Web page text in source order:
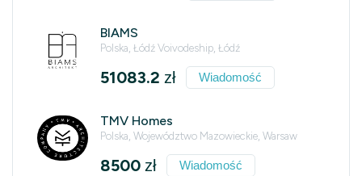
BIAMS
Polska, Łódź Voivodeship, Łódź
51083.2 zł Wiadomość
TMV Homes
Polska, Województwo Mazowieckie, Warsaw
8500 zł Wiadomość